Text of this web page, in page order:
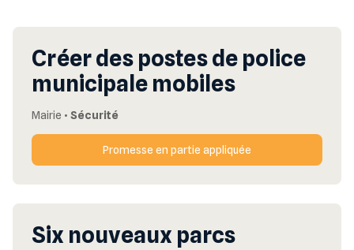
Créer des postes de police
municipale mobiles
Mairie • Sécurité
Promesse en partie appliquée
Six nouveaux parcs